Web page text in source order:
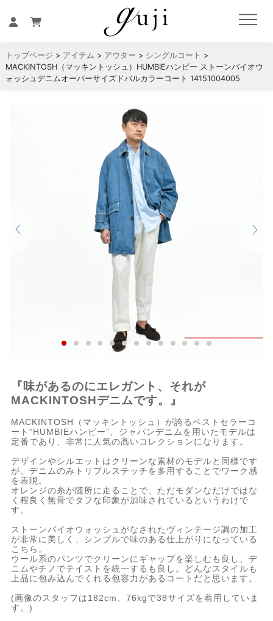
トップページ > アイテム > アウター > シングルコート >
MACKINTOSH（マッキントッシュ）HUMBIEハンビー ストーンバイオウ
ォッシュデニムオーバーサイズドバルカラーコート 14151004005
『味があるのにエレガント、それが
MACKINTOSHデニムです。』
MACKINTOSH（マッキントッシュ）が誇るベストセラーコ
ート“HUMBIEハンビー”、ジャパンデニムを用いたモデルは
定番であり、非常に人気の高いコレクションになります。
デザインやシルエットはクリーンな素材のモデルと同様です
が、デニムのみトリプルステッチを多用することでワーク感
を表現。
オレンジの糸が随所に走ることで、ただモダンなだけではな
く程良く無骨でタフな印象が加味されているというわけで
す。
ストーンバイオウォッシュがなされたヴィンテージ調の加工
が非常に美しく、シンプルで味のある仕上がりになっている
こちら。
ウール系のパンツでクリーンにギャップを楽しむも良し、デ
ニムやチノでテイストを統一するも良し。どんなスタイルも
上品に包み込んでくれる包容力があるコートだと思います。
(画像のスタッフは182cm、76kgで38サイズを着用していま
す。)